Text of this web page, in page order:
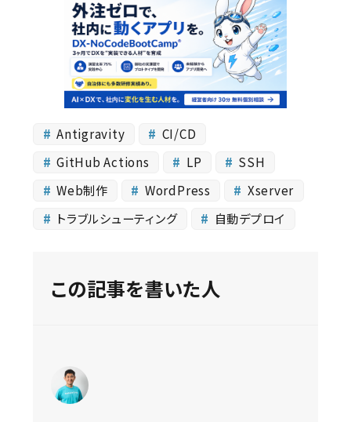
Antigravity
CI/CD
GitHub Actions
LP
SSH
Web制作
WordPress
Xserver
トラブルシューティング
自動デプロイ
この記事を書いた人